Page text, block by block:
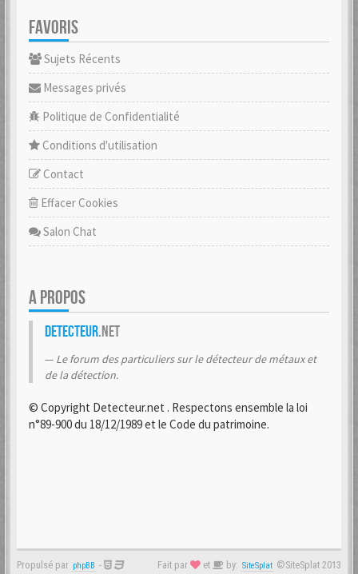
FAVORIS
Sujets Récents
Messages privés
Politique de Confidentialité
Conditions d'utilisation
Contact
Effacer Cookies
Salon Chat
A PROPOS
Detecteur.net
Le forum des particuliers sur le détecteur de métaux et
de la détection.
© Copyright Detecteur.net . Respectons ensemble la loi
n°89-900 du 18/12/1989 et le Code du patrimoine.
Propulsé par phpBB - Fait par et by: SiteSplat ©SiteSplat 2013